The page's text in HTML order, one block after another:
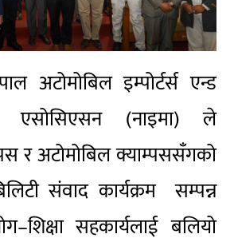
अटोमोबिल इम्पोर्टर्स एन्ड
एसोसिएसन (नाइमा) ले
र अटोमोबिल क्याम्पससँगको
संवाद कार्यक्रम सम्पन्न
सहकार्यलाई बलियो